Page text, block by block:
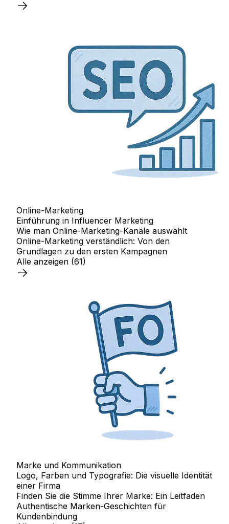
Online-Marketing
Einführung in Influencer Marketing
Wie man Online-Marketing-Kanäle auswählt
Online-Marketing verständlich: Von den
Grundlagen zu den ersten Kampagnen
Alle anzeigen (61)
Marke und Kommunikation
Logo, Farben und Typografie: Die visuelle Identität
einer Firma
Finden Sie die Stimme Ihrer Marke: Ein Leitfaden
Authentische Marken-Geschichten für
Kundenbindung